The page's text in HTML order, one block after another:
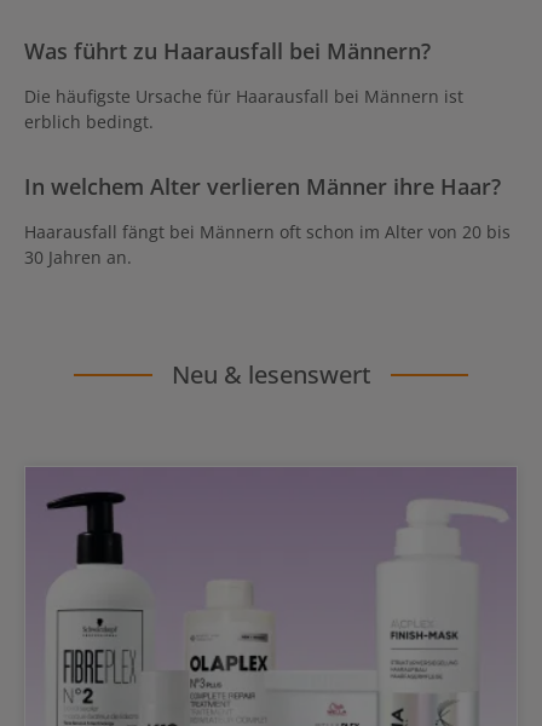
Was führt zu Haarausfall bei Männern?
Die häufigste Ursache für Haarausfall bei Männern ist
erblich bedingt.
In welchem Alter verlieren Männer ihre Haar?
Haarausfall fängt bei Männern oft schon im Alter von 20 bis
30 Jahren an.
Neu & lesenswert